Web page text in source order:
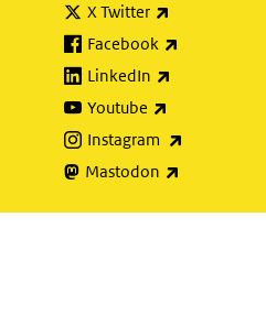
X Twitter
Facebook
LinkedIn
Youtube
Instagram
Mastodon